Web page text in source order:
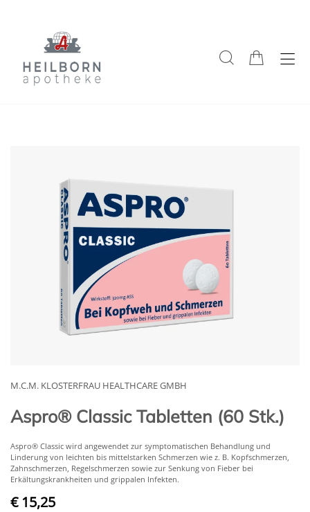
M.C.M. KLOSTERFRAU HEALTHCARE GMBH
Aspro® Classic Tabletten (60 Stk.)
Aspro® Classic wird angewendet zur symptomatischen Behandlung und
Linderung von leichten bis mittelstarken Schmerzen wie z. B. Kopfschmerzen,
Zahnschmerzen, Regelschmerzen sowie zur Senkung von Fieber bei
Erkältungskrankheiten und grippalen Infekten.
€ 15,25